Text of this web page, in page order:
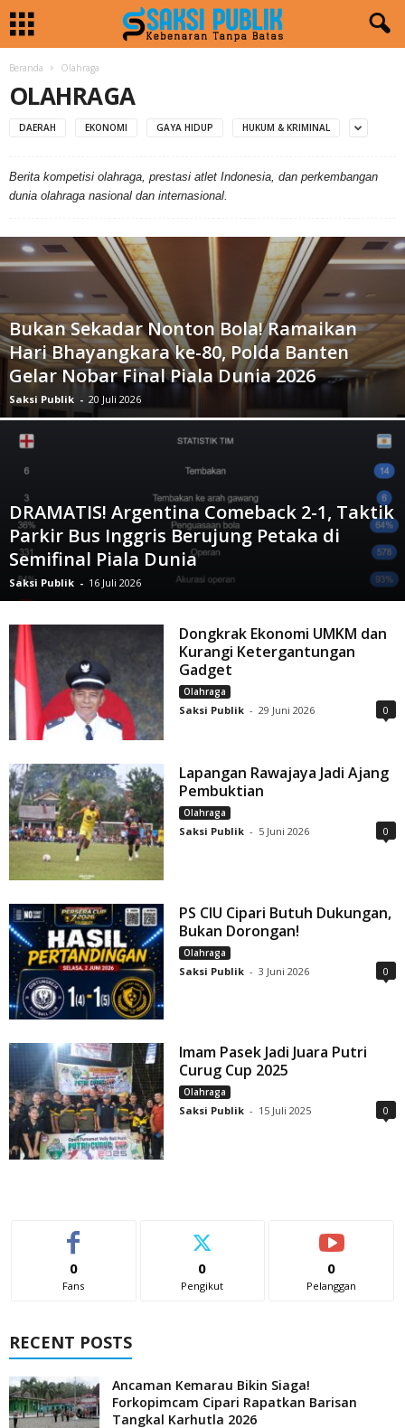
Beranda Olahraga
OLAHRAGA
DAERAH EKONOMI GAYA HIDUP HUKUM & KRIMINAL
Berita kompetisi olahraga, prestasi atlet Indonesia, dan perkembangan
dunia olahraga nasional dan internasional.
Bukan Sekadar Nonton Bola! Ramaikan
Hari Bhayangkara ke-80, Polda Banten
Gelar Nobar Final Piala Dunia 2026
Saksi Publik - 20 Juli 2026
DRAMATIS! Argentina Comeback 2-1, Taktik
Parkir Bus Inggris Berujung Petaka di
Semifinal Piala Dunia
Saksi Publik - 16 Juli 2026
Dongkrak Ekonomi UMKM dan
Kurangi Ketergantungan
Gadget
Olahraga
Saksi Publik - 29 Juni 2026 0
Lapangan Rawajaya Jadi Ajang
Pembuktian
Olahraga
Saksi Publik - 5 Juni 2026 0
PS CIU Cipari Butuh Dukungan,
Bukan Dorongan!
Olahraga
Saksi Publik - 3 Juni 2026 0
Imam Pasek Jadi Juara Putri
Curug Cup 2025
Olahraga
Saksi Publik - 15 Juli 2025 0
0
Fans
0
Pengikut
0
Pelanggan
RECENT POSTS
Ancaman Kemarau Bikin Siaga!
Forkopimcam Cipari Rapatkan Barisan
Tangkal Karhutla 2026